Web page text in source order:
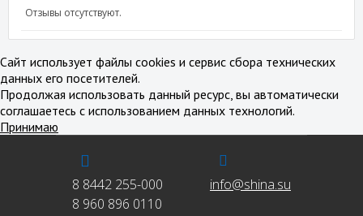
Отзывы отсутствуют.
8 8442 255-000
8 960 896 0110
info@shina.su
Сайт использует файлы cookies и сервис сбора технических
данных его посетителей.
Продолжая использовать данный ресурс, вы автоматически
соглашаетесь с использованием данных технологий.
Принимаю